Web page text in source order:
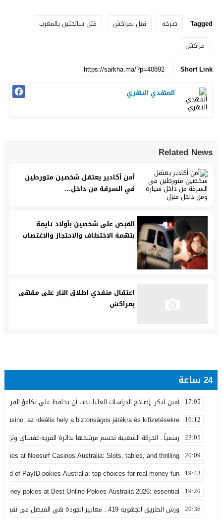
Tagged صرخة قتل بمراكش
قتل سائحتين بالمغرب
مراكش
Short Link
المهدي النهري
Related News
أمن أكادير يعتقل شخصين متورطين
في السرقة من داخل...
القبض على شخصين بأولاد تايمة
بتهمة الاختطاف والاحتجاز والاغتصاب
اعتقال منفدي اطلاق النار على مقهى
بمراكش
24 ساعة
17:05 أمين ليكر: إصلاح الدراسات العليا يجب أن يحافظ على تكافؤ الفرص
16:12
Casino: az ideális hely a biztonságos játékra és kifizetésekre
23:05 رسمياً.. الحركة الشعبية تحسم مرشحها بدائرة القرية-غفساي
20:09
at Neosurf Casinos Australia: Slots, tables, and thrilling
19:43
of PayID pokies Australia: top choices for real money fun
19:20
pokies at Best Online Pokies Australia 2026: essential
20:36 ورش الطريق الجهوية 419.. معايير الجودة هي الفيصل في تقييم مشاريع البنية التحتية